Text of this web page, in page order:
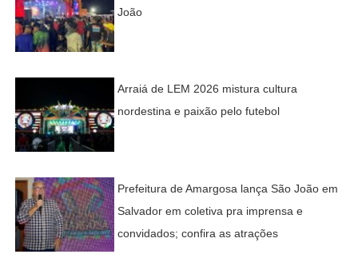
João
Arraiá de LEM 2026 mistura cultura
nordestina e paixão pelo futebol
Prefeitura de Amargosa lança São João em
Salvador em coletiva pra imprensa e
convidados; confira as atrações